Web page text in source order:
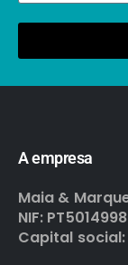
A empresa
Maia &
NIF:
Capital